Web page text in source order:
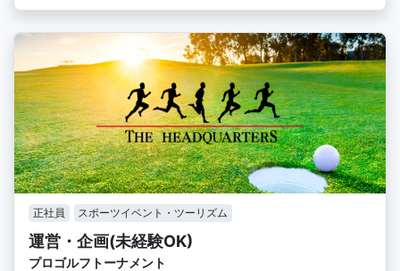
正社員 スポーツイベント・ツーリズム
運営・企画(未経験OK)
プロゴルフトーナメント